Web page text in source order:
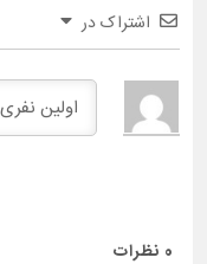
اشتراک در
0 نظرات